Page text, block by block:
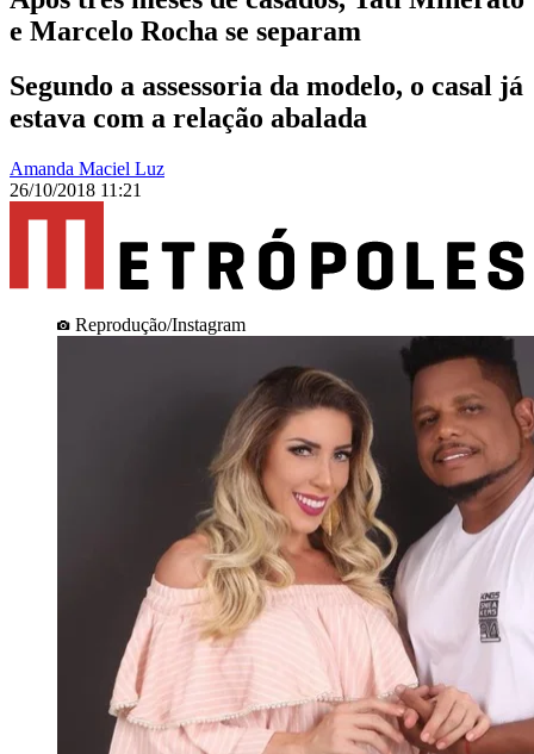
e Marcelo Rocha se separam
Segundo a assessoria da modelo, o casal já
estava com a relação abalada
Amanda Maciel Luz
26/10/2018 11:21
Reprodução/Instagram